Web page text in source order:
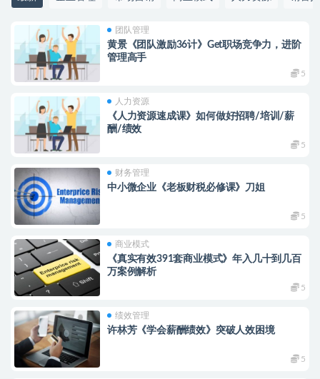
团队管理
黄景《团队激励36计》Get职场竞争力，进阶
管理高手
5
人力资源
《人力资源速成课》如何做好招聘/培训/薪
酬/绩效
5
财务管理
中小微企业《老板财税必修课》刀姐
5
商业模式
《真实有效391套商业模式》年入几十到几百
万案例解析
5
绩效管理
许林芳《学会薪酬绩效》突破人效困境
5